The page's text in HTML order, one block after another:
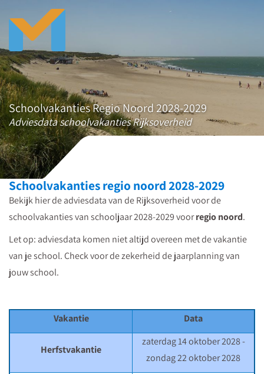
Schoolvakanties Regio Noord 2028-2029
Adviesdata schoolvakanties Rijksoverheid
Schoolvakanties regio noord 2028-2029
Bekijk hier de adviesdata van de Rijksoverheid voor de
schoolvakanties van schooljaar 2028-2029 voorregio noord.
Let op: adviesdata komen niet altijd overeen met de vakantie
van je school. Check voor de zekerheid de jaarplanning van
jouw school.
Vakantie Data
Herfstvakantie
zaterdag 14 oktober 2028 -
zondag 22 oktober 2028